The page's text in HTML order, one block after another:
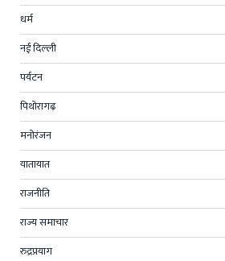
धर्म
नई दिल्ली
पर्यटन
पिथोरागढ़
मनोरंजन
यातायात
राजनीति
राज्य समाचार
रुद्रप्रयाग